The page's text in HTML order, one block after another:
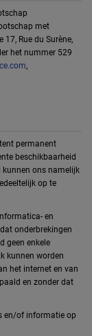
met
Rue du Surène,
het nummer 529
,
permanent
beschikbaarheid
kunnen ons namelijk
op te
en
onderbrekingen
geen enkele
kunnen worden
het internet en van
en zonder dat
en/of informatie op